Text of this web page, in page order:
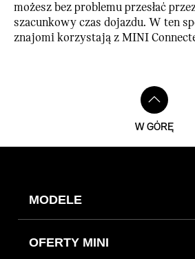
możesz bez problemu przesłać
szacunkowy czas dojazdu. W ten
znajomi korzystają z MINI
W GÓRĘ
MODELE
OFERTY MINI